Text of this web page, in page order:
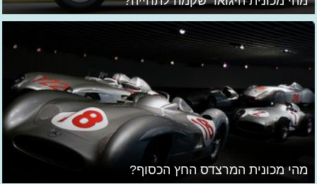
מהי מכונית המרצדס החץ הכסוף?